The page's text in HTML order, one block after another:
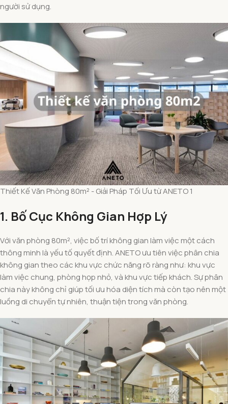
người sử dụng.
Thiết Kế Văn Phòng 80m² - Giải Pháp Tối Ưu từ ANETO 1
1. Bố Cục Không Gian Hợp Lý
Với văn phòng 80m², việc bố trí không gian làm việc một cách
thông minh là yếu tố quyết định. ANETO ưu tiên việc phân chia
không gian theo các khu vực chức năng rõ ràng như: khu vực
làm việc chung, phòng họp nhỏ, và khu vực tiếp khách. Sự phân
chia này không chỉ giúp tối ưu hóa diện tích mà còn tạo nên một
luồng di chuyển tự nhiên, thuận tiện trong văn phòng.